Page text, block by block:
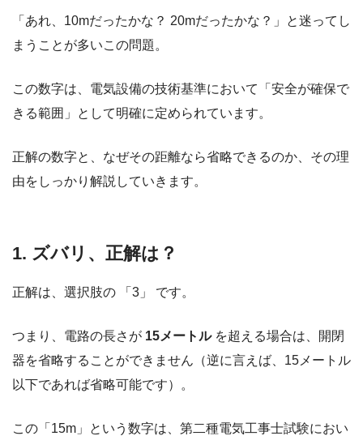
「あれ、10mだったかな？ 20mだったかな？」と迷ってし
まうことが多いこの問題。
この数字は、電気設備の技術基準において「安全が確保で
きる範囲」として明確に定められています。
正解の数字と、なぜその距離なら省略できるのか、その理
由をしっかり解説していきます。
1. ズバリ、正解は？
正解は、選択肢の 「3」 です。
つまり、電路の長さが 15メートルを超える場合は、開閉
器を省略することができません（逆に言えば、15メートル
以下であれば省略可能です）。
この「15m」という数字は、第二種電気工事士試験におい